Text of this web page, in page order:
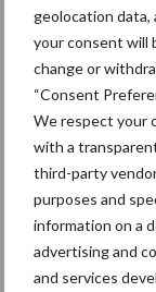
geolocation
your consent will
change or
“Consent
We respect your
with a
third-party
purposes and
information on a
advertising and
and services
Meer lezen
Maak uw